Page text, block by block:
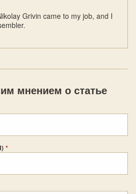
Grivin came to my job, and I
мнением о статье
*